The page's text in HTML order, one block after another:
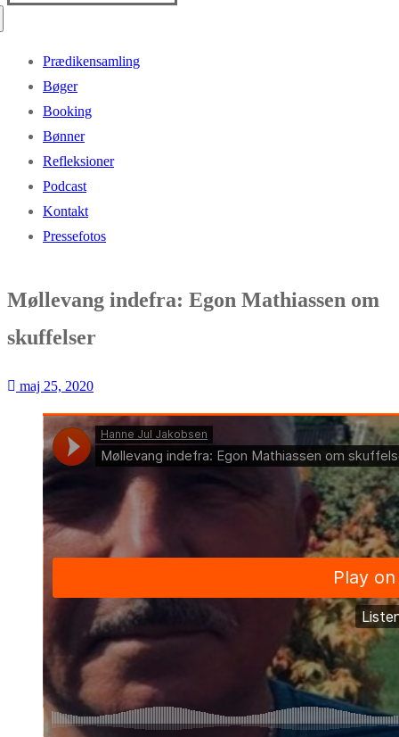
Prædikensamling
Bøger
Booking
Bønner
Refleksioner
Podcast
Kontakt
Pressefotos
Møllevang indefra: Egon Mathiassen om
skuffelser
maj 25, 2020